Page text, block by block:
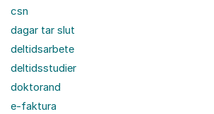
csn
dagar tar slut
deltidsarbete
deltidsstudier
doktorand
e-faktura